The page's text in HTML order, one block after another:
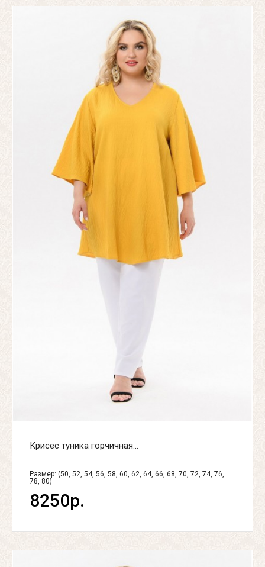
Крисес туника горчичная...
Размер: (50, 52, 54, 56, 58, 60, 62, 64, 66, 68, 70, 72, 74, 76,
78, 80)
8250р.